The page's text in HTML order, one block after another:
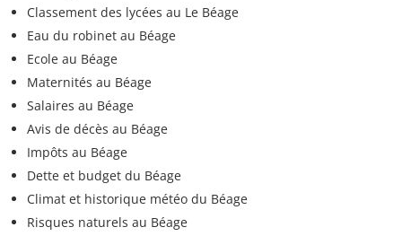
Classement des lycées au Le Béage
Eau du robinet au Béage
Ecole au Béage
Maternités au Béage
Salaires au Béage
Avis de décès au Béage
Impôts au Béage
Dette et budget du Béage
Climat et historique météo du Béage
Risques naturels au Béage